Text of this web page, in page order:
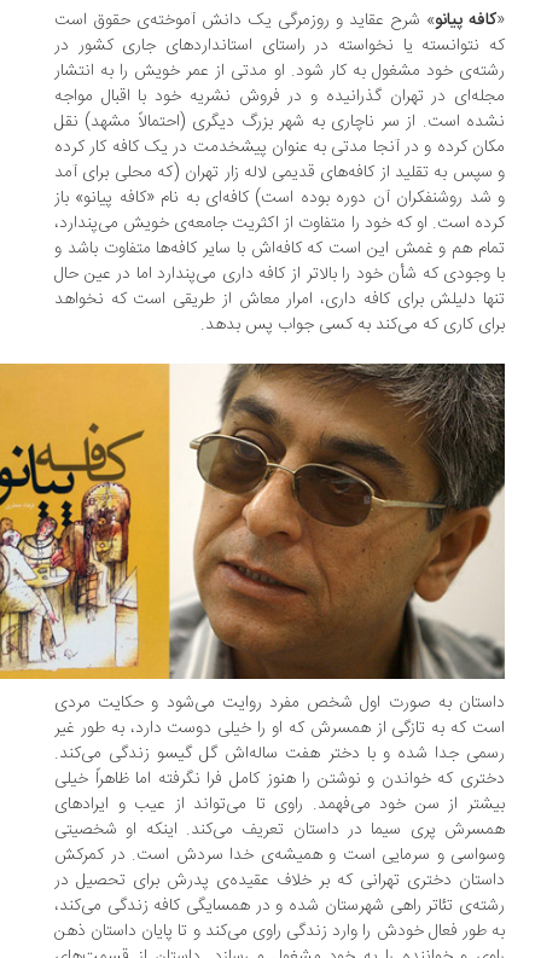
کافه پیانو» شرح عقاید و روزمرگی یک دانش آموخته‌ی حقوق است
نتوانسته یا نخواسته در راستای استانداردهای جاری کشور در
خود مشغول به کار شود. او مدتی از عمر خویش را به انتشار
در تهران گذرانیده و در فروش نشریه خود با اقبال مواجه
است. از سر ناچاری به شهر بزرگ دیگری (احتمالاً مشهد) نقل
کرده و در آنجا مدتی به عنوان پیشخدمت در یک کافه کار کرده
به تقلید از کافه‌های قدیمی لاله زار تهران (که محلی برای آمد
روشنفکران آن دوره بوده است) کافه‌ای به نام «کافه پیانو» باز
است. او که خود را متفاوت از اکثریت جامعه‌ی خویش می‌پندارد،
هم و غمش این است که کافه‌اش با سایر کافه‌ها متفاوت باشد و
وجودی که شأن خود را بالاتر از کافه داری می‌پندارد اما در عین حال
دلیلش برای کافه داری، امرار معاش از طریقی است که نخواهد
کاری که می‌کند به کسی جواب پس بدهد.
به صورت اول شخص مفرد روایت می‌شود و حکایت مردی
که به تازگی از همسرش که او را خیلی دوست دارد، به طور غیر
جدا شده و با دختر هفت ساله‌اش گل گیسو زندگی می‌کند.
که خواندن و نوشتن را هنوز کامل فرا نگرفته اما ظاهراً خیلی
از سن خود می‌فهمد. راوی تا می‌تواند از عیب و ایرادهای
پری سیما در داستان تعریف می‌کند. اینکه او شخصیتی
و سرمایی است و همیشه‌ی خدا سردش است. در کمرکش
دختری تهرانی که بر خلاف عقیده‌ی پدرش برای تحصیل در
تئاتر راهی شهرستان شده و در همسایگی کافه زندگی می‌کند،
طور فعال خودش را وارد زندگی راوی می‌کند و تا پایان داستان ذهن